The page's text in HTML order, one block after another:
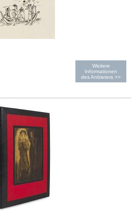
Weitere
Informationen
des Anbieters >>